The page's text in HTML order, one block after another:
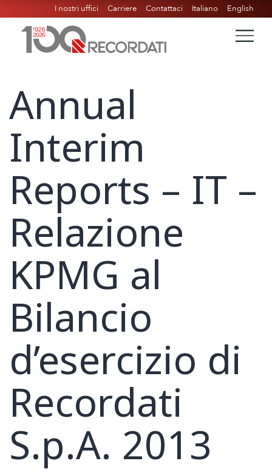
I nostri uffici Carriere Contattaci Italiano English
Annual
Interim
Reports – IT –
Relazione
KPMG al
Bilancio
d’esercizio di
Recordati
S.p.A. 2013